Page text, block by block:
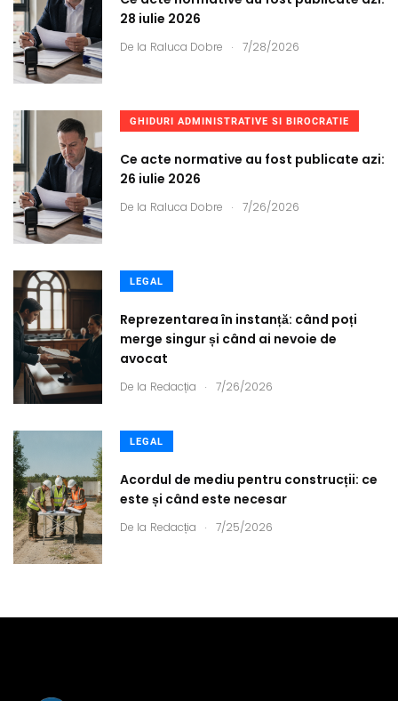
28 iulie 2026
De la Raluca Dobre . 7/28/2026
GHIDURI ADMINISTRATIVE SI BIROCRATIE
Ce acte normative au fost publicate azi:
26 iulie 2026
De la Raluca Dobre . 7/26/2026
LEGAL
Reprezentarea în instanță: când poți
merge singur și când ai nevoie de
avocat
De la Redacția . 7/26/2026
LEGAL
Acordul de mediu pentru construcții: ce
este și când este necesar
De la Redacția . 7/25/2026